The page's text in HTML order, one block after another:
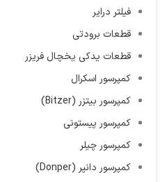
فیلتر درایر
قطعات برودتی
قطعات یدکی یخچال فریزر
کمپرسور اسکرال
کمپرسور بیتزر (Bitzer)
کمپرسور پیستونی
کمپرسور چیلر
کمپرسور دانپر (Donper)